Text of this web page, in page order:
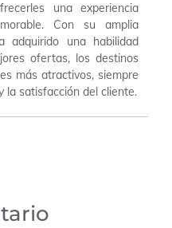
una experiencia
Con su amplia
adquirido una habilidad
ofertas, los destinos
más atractivos, siempre
la satisfacción del cliente.